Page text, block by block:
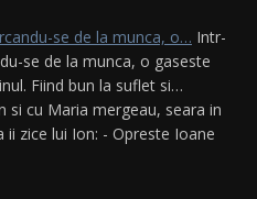
se de la munca, o… Intr-
se de la munca, o gaseste
Fiind bun la suflet si…
si cu Maria mergeau, seara in
ii zice lui Ion: - Opreste Ioane